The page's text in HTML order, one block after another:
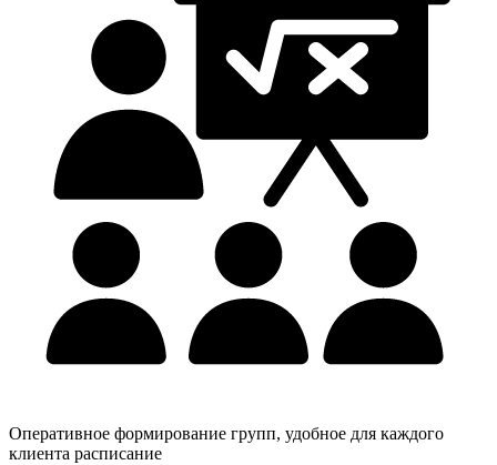
Оперативное формирование групп, удобное для каждого
клиента расписание